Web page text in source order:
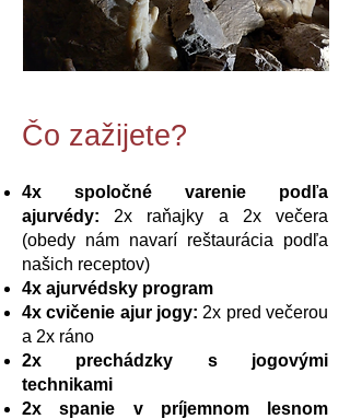
​​Čo zažijete?
4x spoločné varenie podľa
ajurvédy: 2x raňajky a 2x večera
(obedy nám navarí reštaurácia podľa
našich receptov)
4x ajurvédsky program
4x cvičenie ajur jogy: 2x pred večerou
a 2x ráno
2x prechádzky s jogovými
technikami
2x spanie v príjemnom lesnom